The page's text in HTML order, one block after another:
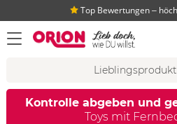
Top Bewertungen ‒
Menü öffnen
Kontrolle abgeben und
Toys mit